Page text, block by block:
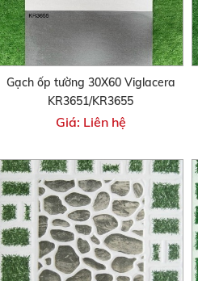
Gạch ốp tường 30X60 Viglacera
KR3651/KR3655
Giá: Liên hệ